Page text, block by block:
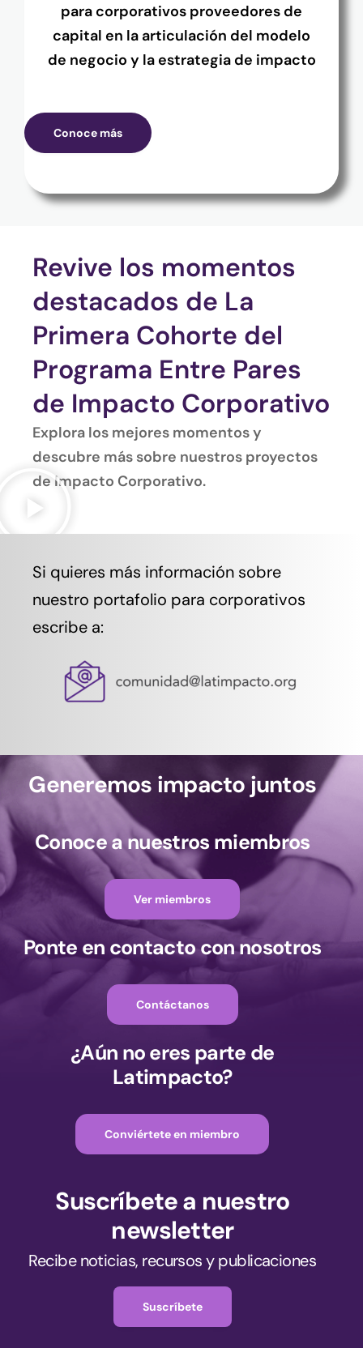
para corporativos proveedores de
capital en la articulación del modelo
de negocio y la estrategia de impacto
Conoce más
Revive los momentos
destacados de La
Primera Cohorte del
Programa Entre Pares
de Impacto Corporativo
Explora los mejores momentos y
descubre más sobre nuestros proyectos
de Impacto Corporativo.
Si quieres más información sobre
nuestro portafolio para corporativos
escribe a:
Generemos impacto juntos
Conoce a nuestros miembros
Ver miembros
Ponte en contacto con nosotros
Contáctanos
¿Aún no eres parte de
Latimpacto?
Conviértete en miembro
Suscríbete a nuestro
newsletter
Recibe noticias, recursos y publicaciones
Suscríbete